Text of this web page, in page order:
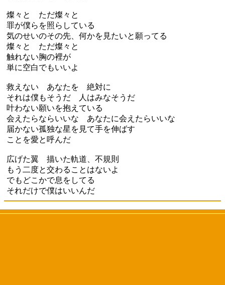
燦々と ただ燦々と
罪が僕らを照らしている
気のせいのその先、何かを見たいと願ってる
燦々と ただ燦々と
触れない胸の裡が
単に空白でもいいよ
救えない あなたを 絶対に
それは僕もそうだ 人はみなそうだ
叶わない願いを抱えている
会えたらならいいな あなたに会えたらいいな
届かない孤独な星を見て手を伸ばす
ことを愛と呼んだ
広げた翼 描いた軌道、不規則
もう二度と交わることはないよ
でもどこかで息をしてる
それだけで僕はいいんだ